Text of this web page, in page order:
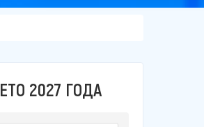
2027 ГОДА